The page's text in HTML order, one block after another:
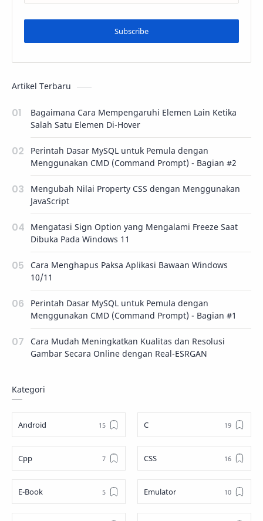
Subscribe
Artikel Terbaru
Bagaimana Cara Mempengaruhi Elemen Lain Ketika
Salah Satu Elemen Di-Hover
Perintah Dasar MySQL untuk Pemula dengan
Menggunakan CMD (Command Prompt) - Bagian #2
Mengubah Nilai Property CSS dengan Menggunakan
JavaScript
Mengatasi Sign Option yang Mengalami Freeze Saat
Dibuka Pada Windows 11
Cara Menghapus Paksa Aplikasi Bawaan Windows
10/11
Perintah Dasar MySQL untuk Pemula dengan
Menggunakan CMD (Command Prompt) - Bagian #1
Cara Mudah Meningkatkan Kualitas dan Resolusi
Gambar Secara Online dengan Real-ESRGAN
Kategori
Android C
Cpp CSS
E-Book Emulator